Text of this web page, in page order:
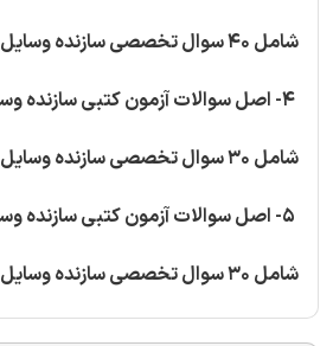
شامل 40 سوال تخصصی سازنده وسایل و جعبه های تزئینی و کاربردی (کارتوناژ)
4- اصل سوالات آزمون کتبی سازنده وسایل و جعبه های تزئینی و کاربردی (کارتوناژ) - کد استاندارد 731620830130001
شامل 30 سوال تخصصی سازنده وسایل و جعبه های تزئینی و کاربردی (کارتوناژ)
5- اصل سوالات آزمون کتبی سازنده وسایل و جعبه های تزئینی و کاربردی (کارتوناژ) - کد استاندارد 731620830130001
شامل 30 سوال تخصصی سازنده وسایل و جعبه های تزئینی و کاربردی (کارتوناژ)